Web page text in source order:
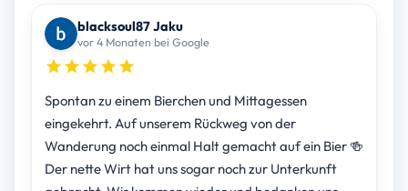
blacksoul87 Jaku
vor 4 Monaten bei Google
Spontan zu einem Bierchen und Mittagessen
eingekehrt. Auf unserem Rückweg von der
Wanderung noch einmal Halt gemacht auf ein Bier 🍻
Der nette Wirt hat uns sogar noch zur Unterkunft